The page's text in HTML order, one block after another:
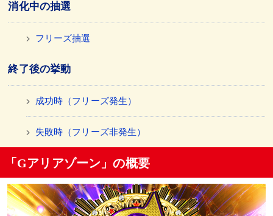
消化中の抽選
フリーズ抽選
終了後の挙動
成功時（フリーズ発生）
失敗時（フリーズ非発生）
「Gアリアゾーン」の概要